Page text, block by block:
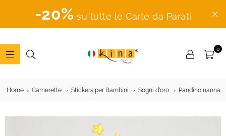
-20% su tutte le Carte da Parati
0
Home Camerette Stickers per Bambini Sogni d'oro Pandino nanna